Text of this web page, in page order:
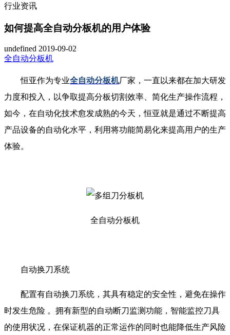
行业资讯
如何提高全自动分板机的用户体验
undefined 2019-09-02
全自动分板机
恒亚作为专业全自动分板机厂家，一直以来都在加大研发
力度和投入，以争取提高分板切割效率、简化生产操作流程，
如今，在自动化技术愈发成熟的今天，恒亚就是通过不断提高
产品设备的自动化水平，利用将功能简易化来提高用户的生产
体验。
全自动分板机
自动换刀系统
配置有自动换刀系统，其具有稳定的安全性，避免在操作
时发生危险 。拥有新型的自动断刀监测功能，智能监控刀具
的使用状况，在保证机器的正常运作的同时也能降低生产风险